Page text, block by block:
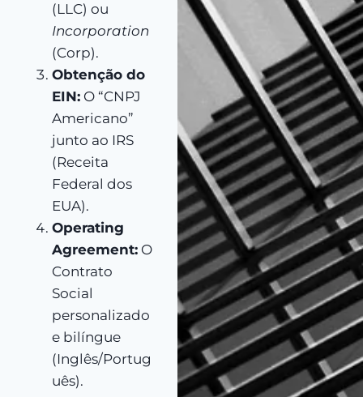
(LLC) ou
Incorporation
(Corp).
Obtenção do
EIN: O “CNPJ
Americano”
junto ao IRS
(Receita
Federal dos
EUA).
Operating
Agreement: O
Contrato
Social
personalizado
e bilíngue
(Inglês/Portug
uês).